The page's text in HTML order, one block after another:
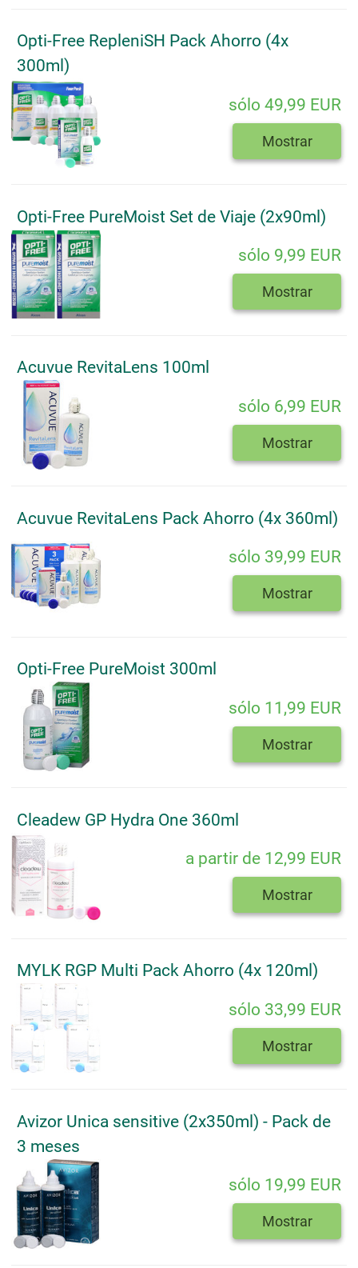
Opti-Free RepleniSH Pack Ahorro (4x
300ml)
sólo 49,99 EUR
Mostrar
Opti-Free PureMoist Set de Viaje (2x90ml)
sólo 9,99 EUR
Mostrar
Acuvue RevitaLens 100ml
sólo 6,99 EUR
Mostrar
Acuvue RevitaLens Pack Ahorro (4x 360ml)
sólo 39,99 EUR
Mostrar
Opti-Free PureMoist 300ml
sólo 11,99 EUR
Mostrar
Cleadew GP Hydra One 360ml
a partir de 12,99 EUR
Mostrar
MYLK RGP Multi Pack Ahorro (4x 120ml)
sólo 33,99 EUR
Mostrar
Avizor Unica sensitive (2x350ml) - Pack de
3 meses
sólo 19,99 EUR
Mostrar